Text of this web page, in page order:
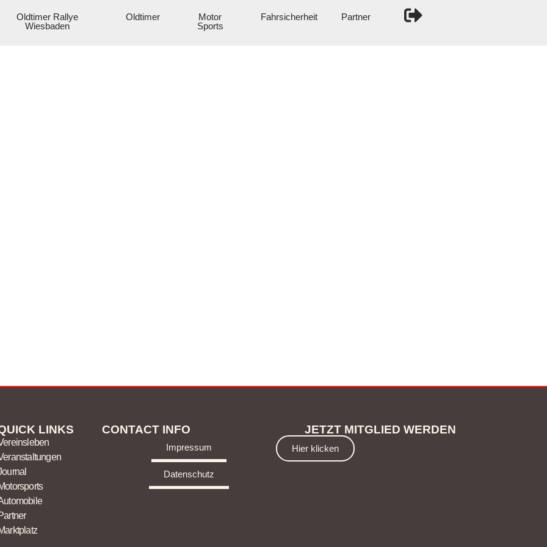
Oldtimer Rallye
Wiesbaden
Oldtimer
Motor
Sports
Fahrsicherheit Partner
LINKS CONTACT INFO
Impressum
Datenschutz
JETZT MITGLIED WERDEN
Hier klicken